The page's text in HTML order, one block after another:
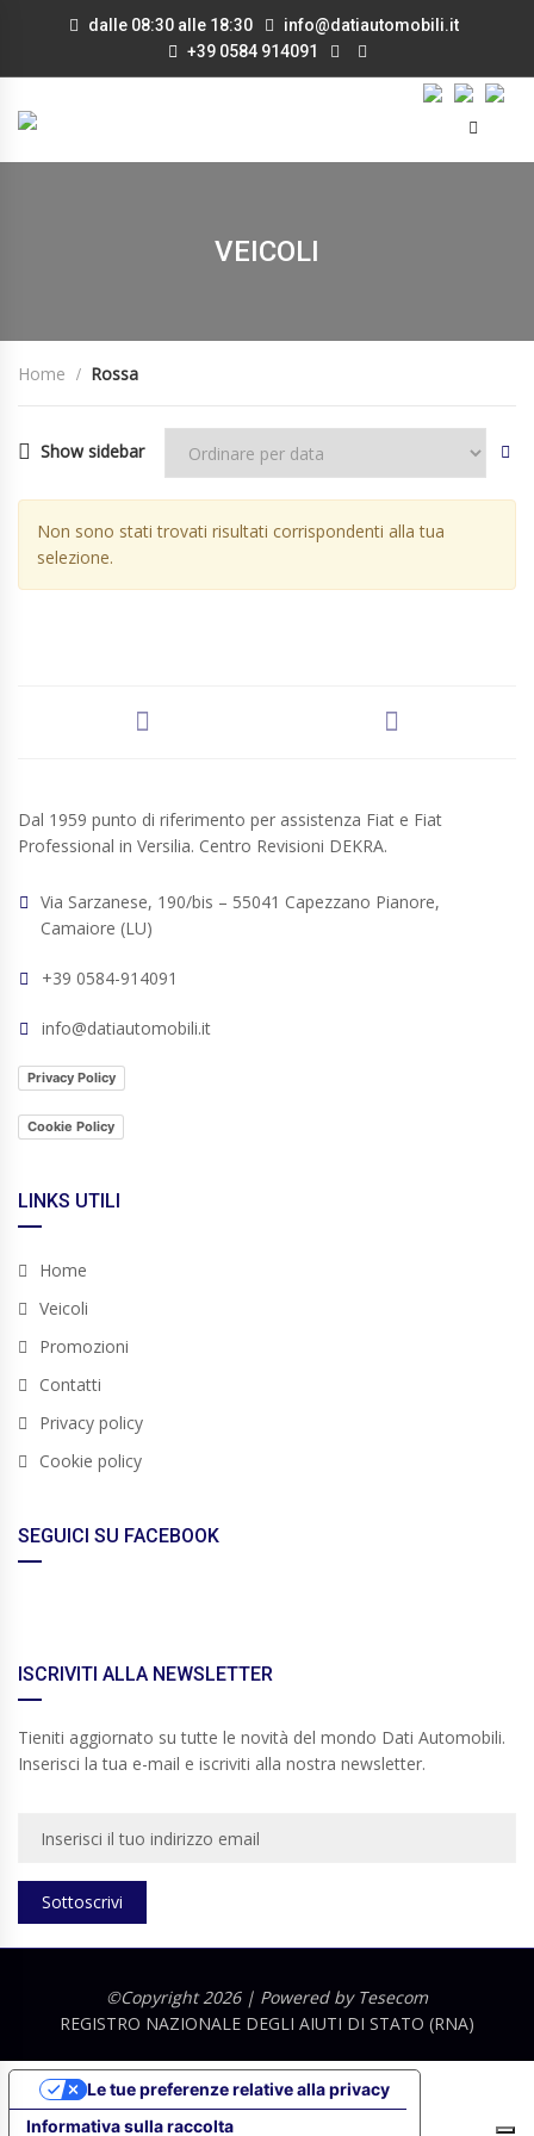
dalle 08:30 alle 18:30
info@datiautomobili.it
+39 0584 914091
VEICOLI
Home Rossa
Show sidebar
Non sono stati trovati risultati corrispondenti alla tua
selezione.
Dal 1959 punto di riferimento per assistenza Fiat e Fiat
Professional in Versilia. Centro Revisioni DEKRA.
Via Sarzanese, 190/bis – 55041 Capezzano Pianore,
Camaiore (LU)
+39 0584-914091
info@datiautomobili.it
Privacy Policy
Cookie Policy
LINKS UTILI
Home
Veicoli
Promozioni
Contatti
Privacy policy
Cookie policy
SEGUICI SU FACEBOOK
ISCRIVITI ALLA NEWSLETTER
Tieniti aggiornato su tutte le novità del mondo Dati Automobili.
Inserisci la tua e-mail e iscriviti alla nostra newsletter.
Sottoscrivi
©Copyright 2026 | Powered by Tesecom
REGISTRO NAZIONALE DEGLI AIUTI DI STATO (RNA)
Informativa sulla raccolta
Le tue preferenze relative alla privacy